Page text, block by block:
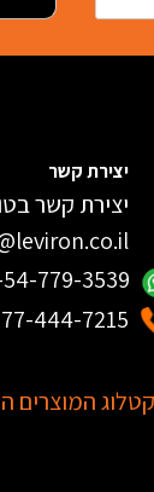
יצירת קשר
יצירת קשר
779-3539
444-7215
המוצרים